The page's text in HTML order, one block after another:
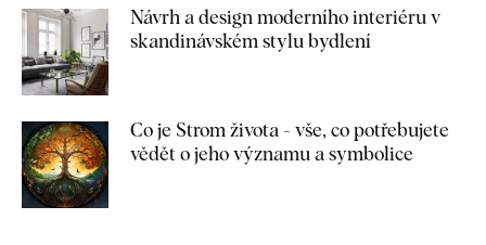
Návrh a design moderního interiéru v
skandinávském stylu bydlení
Co je Strom života - vše, co potřebujete
vědět o jeho významu a symbolice